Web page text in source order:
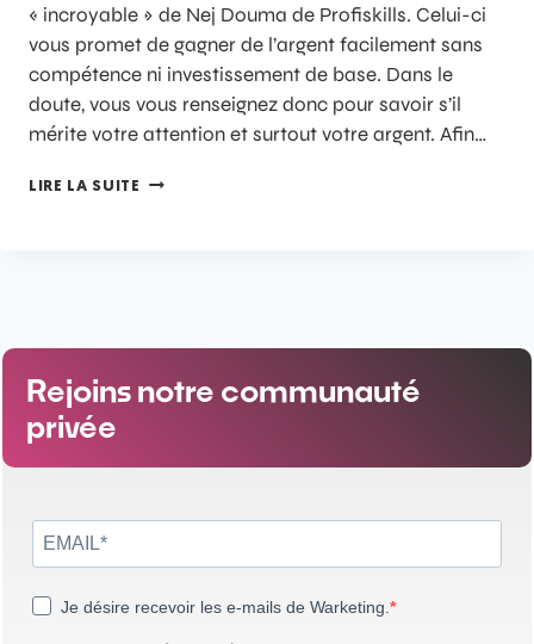
« incroyable » de Nej Douma de Profiskills. Celui-ci
vous promet de gagner de l’argent facilement sans
compétence ni investissement de base. Dans le
doute, vous vous renseignez donc pour savoir s’il
mérite votre attention et surtout votre argent. Afin…
LIRE LA SUITE
Rejoins notre communauté
privée
Je désire recevoir les e-mails de Warketing.